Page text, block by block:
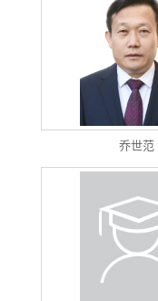
乔世范